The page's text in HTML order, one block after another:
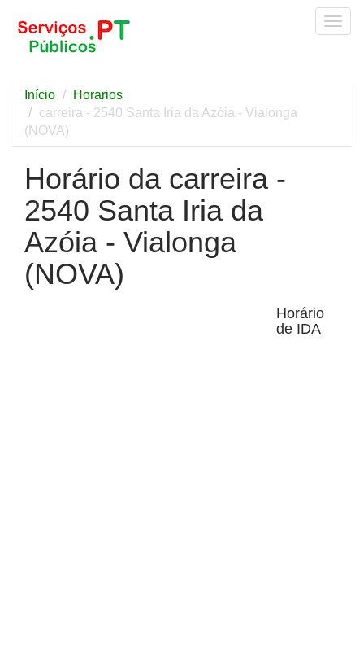
Início
Horarios
carreira - 2540 Santa Iria da Azóia - Vialonga
(NOVA)
Horário da carreira -
2540 Santa Iria da
Azóia - Vialonga
(NOVA)
Horário
de IDA